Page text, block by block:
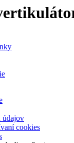
údajov
cookies